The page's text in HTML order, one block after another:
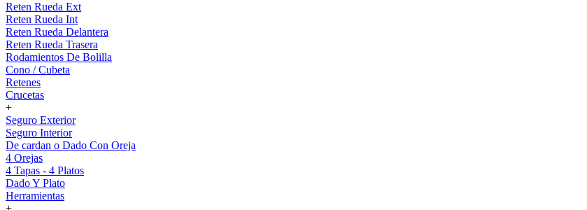
Reten Rueda Ext
Reten Rueda Int
Reten Rueda Delantera
Reten Rueda Trasera
Rodamientos De Bolilla
Cono / Cubeta
Retenes
Crucetas
+
Seguro Exterior
Seguro Interior
De cardan o Dado Con Oreja
4 Orejas
4 Tapas - 4 Platos
Dado Y Plato
Herramientas